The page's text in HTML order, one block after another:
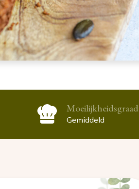
Moeilijkheidsgraad
Gemiddeld